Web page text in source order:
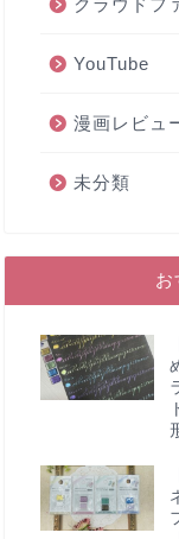
クラウドフ
YouTube
漫画レビュ
未分類
お